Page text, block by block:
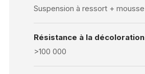
Suspension à ressort + mousse
Résistance à la décoloration
>100 000